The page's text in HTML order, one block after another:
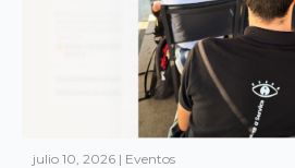
julio 10, 2026 | Eventos